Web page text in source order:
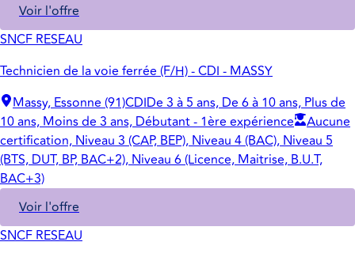
Voir l'offre
SNCF RESEAU
Technicien de la voie ferrée (F/H) - CDI - MASSY
Massy, Essonne (91)CDIDe 3 à 5 ans, De 6 à 10 ans, Plus de
10 ans, Moins de 3 ans, Débutant - 1ère expérience
Aucune
certification, Niveau 3 (CAP, BEP), Niveau 4 (BAC), Niveau 5
(BTS, DUT, BP, BAC+2), Niveau 6 (Licence, Maitrise, B.U.T,
BAC+3)
Voir l'offre
SNCF RESEAU